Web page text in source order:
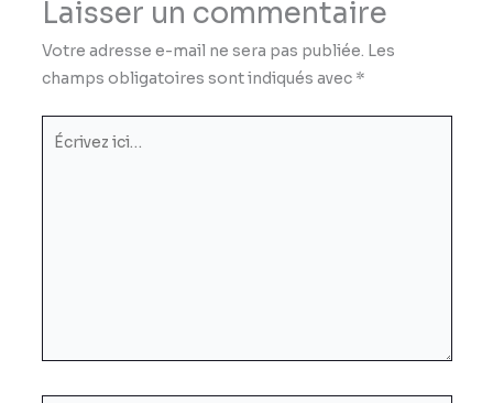
Laisser un commentaire
Votre adresse e-mail ne sera pas publiée. Les
champs obligatoires sont indiqués avec *
Écrivez